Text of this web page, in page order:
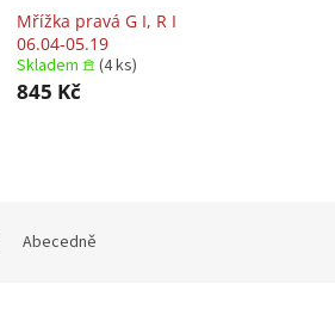
Mřížka pravá G I, R I
06.04-05.19
Skladem 𖠿 (4 ks)
845 Kč
Abecedně